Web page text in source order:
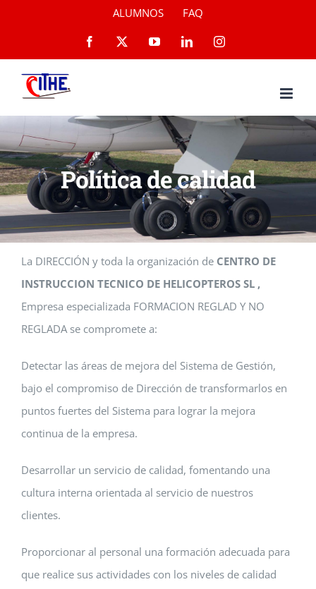
contenido
ALUMNOS FAQ
Facebook YouTubeLinkedInInstagram
Política de calidad
La DIRECCIÓN y toda la organización de CENTRO DE
INSTRUCCION TECNICO DE HELICOPTEROS SL ,
Empresa especializada FORMACION REGLAD Y NO
REGLADA se compromete a:
Detectar las áreas de mejora del Sistema de Gestión,
bajo el compromiso de Dirección de transformarlos en
puntos fuertes del Sistema para lograr la mejora
continua de la empresa.
Desarrollar un servicio de calidad, fomentando una
cultura interna orientada al servicio de nuestros
clientes.
Proporcionar al personal una formación adecuada para
que realice sus actividades con los niveles de calidad